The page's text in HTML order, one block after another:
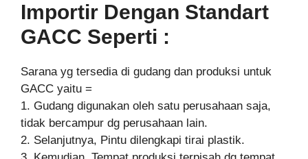
Importir Dengan Standart
GACC Seperti :
Sarana yg tersedia di gudang dan produksi untuk
GACC yaitu =
1. Gudang digunakan oleh satu perusahaan saja,
tidak bercampur dg perusahaan lain.
2. Selanjutnya, Pintu dilengkapi tirai plastik.